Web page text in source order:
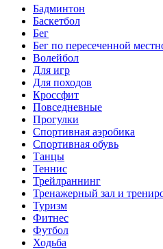
Бадминтон
Баскетбол
Бег
Бег по пересеченной
Волейбол
Для игр
Для походов
Кроссфит
Повседневные
Прогулки
Спортивная аэробика
Спортивная обувь
Танцы
Теннис
Трейлраннинг
Тренажерный зал и
Туризм
Фитнес
Футбол
Ходьба